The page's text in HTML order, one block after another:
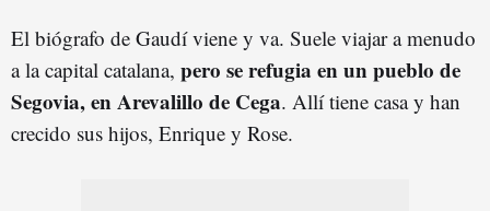
El biógrafo de Gaudí viene y va. Suele viajar a menudo
a la capital catalana, pero se refugia en un pueblo de
Segovia, en Arevalillo de Cega. Allí tiene casa y han
crecido sus hijos, Enrique y Rose.